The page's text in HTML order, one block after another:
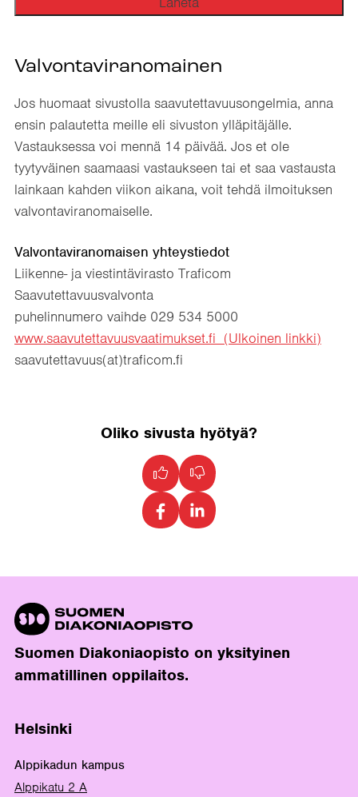
Valvontaviranomainen
Jos huomaat sivustolla saavutettavuusongelmia, anna
ensin palautetta meille eli sivuston ylläpitäjälle.
Vastauksessa voi mennä 14 päivää. Jos et ole
tyytyväinen saamaasi vastaukseen tai et saa vastausta
lainkaan kahden viikon aikana, voit tehdä ilmoituksen
valvontaviranomaiselle.
Valvontaviranomaisen yhteystiedot
Liikenne- ja viestintävirasto Traficom
Saavutettavuusvalvonta
puhelinnumero vaihde 029 534 5000
www.saavutettavuusvaatimukset.fi (Ulkoinen linkki)
saavutettavuus(at)traficom.fi
Oliko sivusta hyötyä?
Suomen Diakoniaopisto on yksityinen
ammatillinen oppilaitos.
Helsinki
Alppikadun kampus
Alppikatu 2 A